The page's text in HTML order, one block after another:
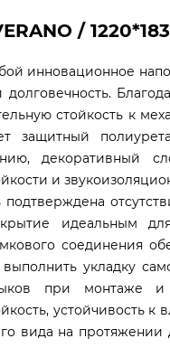
/
инновационное
стойкость к
защитный
декоративный
и
идеальным
соединения
укладку
при монтаже и
устойчивость к
вида на протяжении